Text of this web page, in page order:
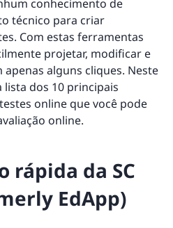
conhecimento de
técnico para criar
Com estas ferramentas
projetar, modificar e
alguns cliques. Neste
dos 10 principais
online que você pode
online.
rápida da SC
EdApp)